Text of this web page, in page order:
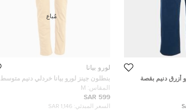
أزرق دنيم بقصة
لورو بيانا
بنطلون جينز لورو بيانا خردلي دنيم متوسط
المقاس: M
599 SAR
السعر المبدئي: 1,146 SAR
مُباع